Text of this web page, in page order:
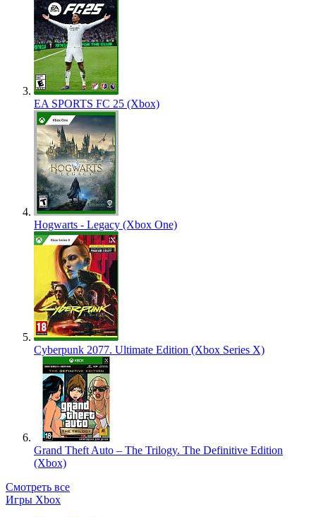
EA SPORTS FC 25 (Xbox)
Hogwarts - Legacy (Xbox One)
Cyberpunk 2077. Ultimate Edition (Xbox Series X)
Grand Theft Auto – The Trilogy. The Definitive Edition
(Xbox)
Смотреть все
Игры Xbox